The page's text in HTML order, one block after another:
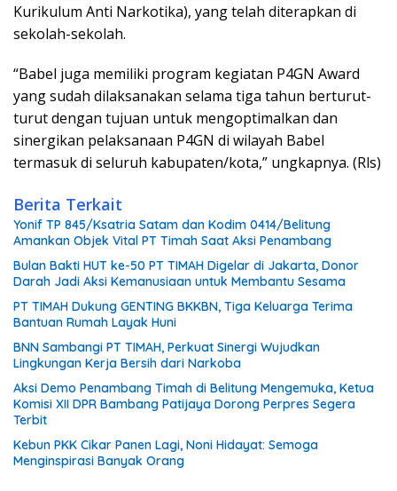
Kurikulum Anti Narkotika), yang telah diterapkan di
sekolah-sekolah.
“Babel juga memiliki program kegiatan P4GN Award
yang sudah dilaksanakan selama tiga tahun berturut-
turut dengan tujuan untuk mengoptimalkan dan
sinergikan pelaksanaan P4GN di wilayah Babel
termasuk di seluruh kabupaten/kota,” ungkapnya. (Rls)
Berita Terkait
Yonif TP 845/Ksatria Satam dan Kodim 0414/Belitung
Amankan Objek Vital PT Timah Saat Aksi Penambang
Bulan Bakti HUT ke-50 PT TIMAH Digelar di Jakarta, Donor
Darah Jadi Aksi Kemanusiaan untuk Membantu Sesama
PT TIMAH Dukung GENTING BKKBN, Tiga Keluarga Terima
Bantuan Rumah Layak Huni
BNN Sambangi PT TIMAH, Perkuat Sinergi Wujudkan
Lingkungan Kerja Bersih dari Narkoba
Aksi Demo Penambang Timah di Belitung Mengemuka, Ketua
Komisi XII DPR Bambang Patijaya Dorong Perpres Segera
Terbit
Kebun PKK Cikar Panen Lagi, Noni Hidayat: Semoga
Menginspirasi Banyak Orang